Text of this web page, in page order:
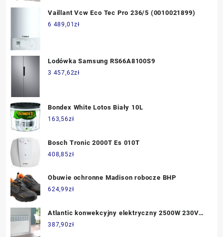
Vaillant Vcw Eco Tec Pro 236/5 (0010021899)
6 489,01zł
Lodówka Samsung RS66A8100S9
3 457,62zł
Bondex White Lotos Biały 10L
163,56zł
Bosch Tronic 2000T Es 010T
408,85zł
Obuwie ochronne Madison robocze BHP
624,99zł
Atlantic konwekcyjny elektryczny 2500W 230V
F125 biały 003030
387,90zł